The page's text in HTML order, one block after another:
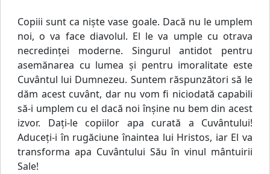
Copiii sunt ca nişte vase goale. Dacă nu le umplem
noi, o va face diavolul. El le va umple cu otrava
necredinţei moderne. Singurul antidot pentru
asemănarea cu lumea şi pentru imoralitate este
Cuvântul lui Dumnezeu. Suntem răspunzători să le
dăm acest cuvânt, dar nu vom fi niciodată capabili
să-i umplem cu el dacă noi înşine nu bem din acest
izvor. Daţi-le copiilor apa curată a Cuvântului!
Aduceţi-i în rugăciune înaintea lui Hristos, iar El va
transforma apa Cuvântului Său în vinul mântuirii
Sale!